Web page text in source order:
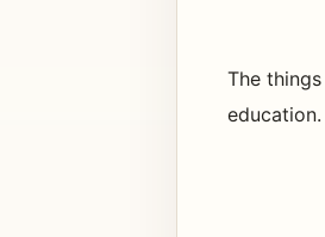
The
education.